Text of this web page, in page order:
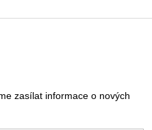
zasílat informace o nových